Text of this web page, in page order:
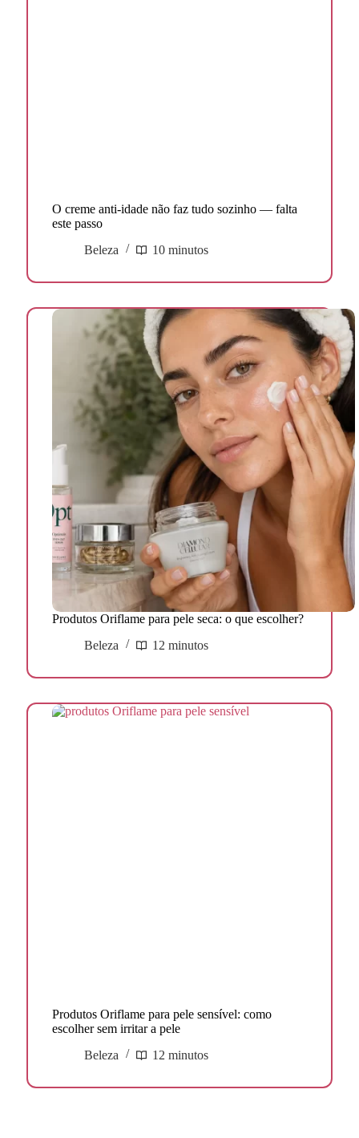
O creme anti-idade não faz tudo sozinho — falta
este passo
Beleza
10 minutos
Produtos Oriflame para pele seca: o que escolher?
Beleza
12 minutos
Produtos Oriflame para pele sensível: como
escolher sem irritar a pele
Beleza
12 minutos